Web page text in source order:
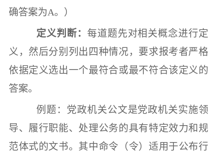
确答案为A。）
定义判断： 每道题先对相关概念进行定
义，然后分别列出四种情况，要求报考者严格
依据定义选出一个最符合或最不符合该定义的
答案。
例题：党政机关公文是党政机关实施领
导、履行职能、处理公务的具有特定效力和规
范体式的文书。其中命令（令）适用于公布行